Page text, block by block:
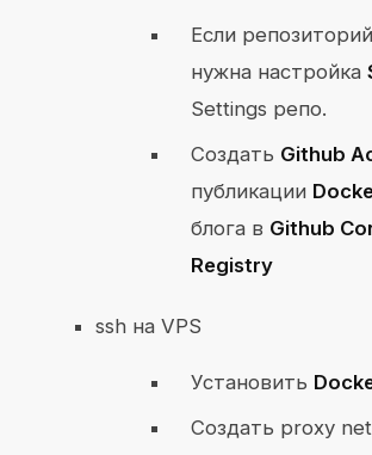
Если
нужна настройка
Settings репо.
Создать Github
публикации
блога в Github
Registry
ssh на VPS
Установить
Создать proxy